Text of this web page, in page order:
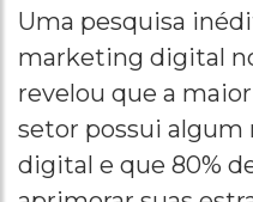
Uma pesquisa
marketing digital
revelou que a
setor possui algum
digital e que 80%